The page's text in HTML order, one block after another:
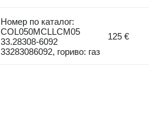
Номер по каталог:
COL050MCLLCM05
33.28308-6092
33283086092, гориво: газ
125 €